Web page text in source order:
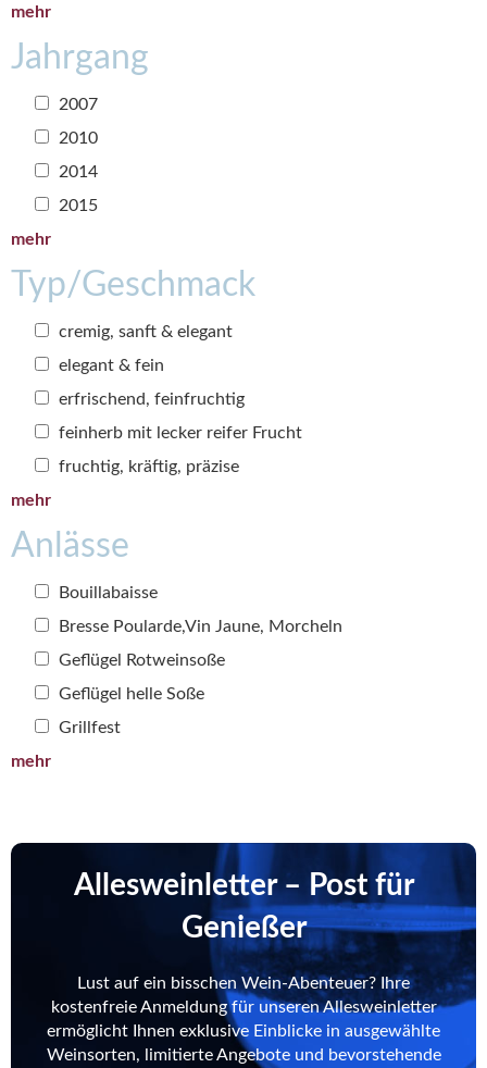
mehr
Jahrgang
2007
2010
2014
2015
mehr
Typ/Geschmack
cremig, sanft & elegant
elegant & fein
erfrischend, feinfruchtig
feinherb mit lecker reifer Frucht
fruchtig, kräftig, präzise
mehr
Anlässe
Bouillabaisse
Bresse Poularde,Vin Jaune, Morcheln
Geflügel Rotweinsoße
Geflügel helle Soße
Grillfest
mehr
Allesweinletter – Post für
Genießer
Lust auf ein bisschen Wein-Abenteuer? Ihre
kostenfreie Anmeldung für unseren Allesweinletter
ermöglicht Ihnen exklusive Einblicke in ausgewählte
Weinsorten, limitierte Angebote und bevorstehende